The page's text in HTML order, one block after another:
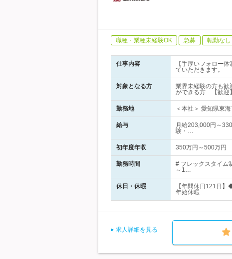
職種・業種未経験OK 急募 転勤なし
仕事内容
【手厚いフォロー
ていただきます。
対象となる方
業界未経験の方も歓
ができる方 【歓迎
勤務地 ＜本社＞ 愛知県東
給与
月給203,000円～
験・…
初年度年収 350万円～500万円
勤務時間
# フレックスタイム
～1…
休日・休暇
【年間休日121日
年始休暇…
求人詳細を見る